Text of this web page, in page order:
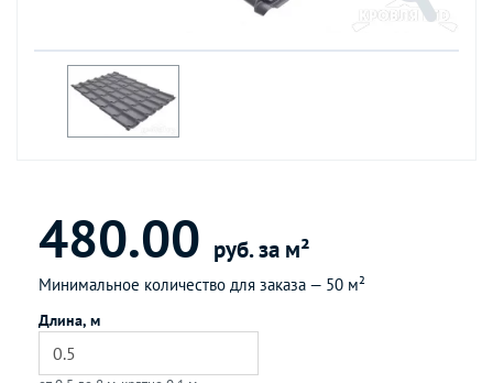
480.00 руб. за м²
Минимальное количество для заказа — 50 м²
Длина, м